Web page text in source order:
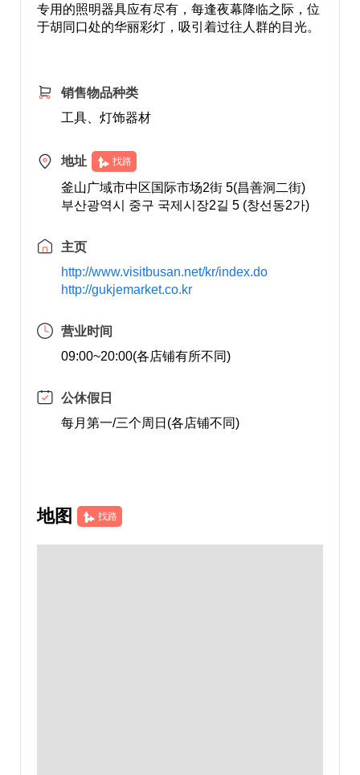
专用的照明器具应有尽有，每逢夜幕降临之际，位
于胡同口处的华丽彩灯，吸引着过往人群的目光。
销售物品种类
工具、灯饰器材
地址 找路
釜山广域市中区国际市场2街 5(昌善洞二街)
부산광역시 중구 국제시장2길 5 (창선동2가)
主页
http://www.visitbusan.net/kr/index.do
http://gukjemarket.co.kr
营业时间
09:00~20:00(各店铺有所不同)
公休假日
每月第一/三个周日(各店铺不同)
地图 找路